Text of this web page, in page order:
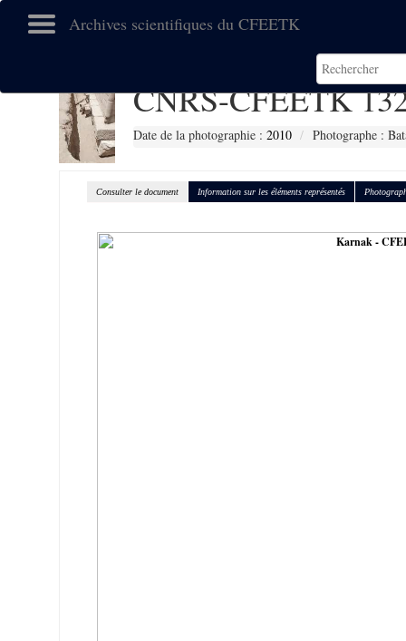
Archives scientifiques du CFEETK
CNRS-CFEETK
Date de la photographie : 2010 Photographe :
Consulter le document Information sur les éléments représentés